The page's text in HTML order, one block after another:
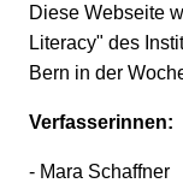
Diese Webseite
Literacy" des
Bern in der
Verfasserinnen:
- Mara Schaffner